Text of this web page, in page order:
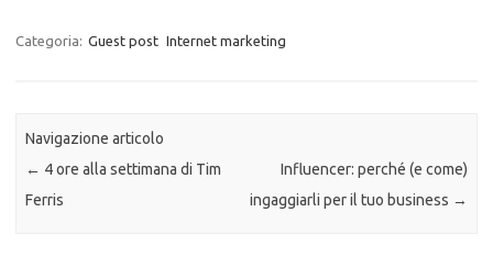
Categoria: Guest post Internet marketing
Navigazione articolo
← 4 ore alla settimana di Tim
Ferris
Influencer: perché (e come)
ingaggiarli per il tuo business →